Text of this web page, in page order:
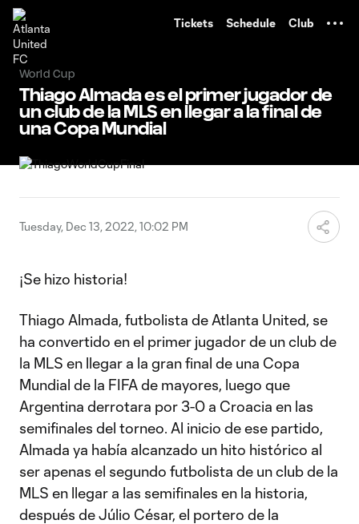
Tickets Schedule Club
World Cup
Thiago Almada es el primer jugador de
un club de la MLS en llegar a la final de
una Copa Mundial
Tuesday, Dec 13, 2022, 10:02 PM
¡Se hizo historia!
Thiago Almada, futbolista de Atlanta United, se
ha convertido en el primer jugador de un club de
la MLS en llegar a la gran final de una Copa
Mundial de la FIFA de mayores, luego que
Argentina derrotara por 3-0 a Croacia en las
semifinales del torneo. Al inicio de ese partido,
Almada ya había alcanzado un hito histórico al
ser apenas el segundo futbolista de un club de la
MLS en llegar a las semifinales en la historia,
después de Júlio César, el portero de la